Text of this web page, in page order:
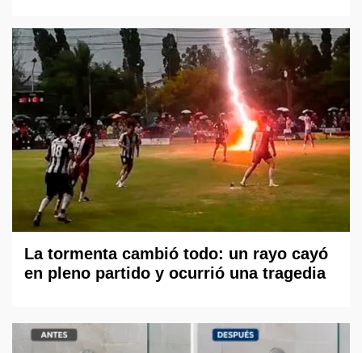
La tormenta cambió todo: un rayo cayó
en pleno partido y ocurrió una tragedia